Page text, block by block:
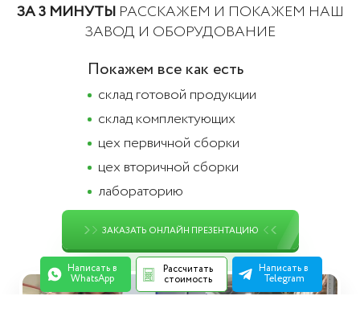
Написать в
WhatsApp
Рассчитать
стоимость
Написать в
Telegram
ЗА 3 МИНУТЫРАССКАЖЕМ И ПОКАЖЕМ НАШ
ЗАВОД И ОБОРУДОВАНИЕ
Покажем все как есть
cклад готовой продукции
склад комплектующих
цех первичной сборки
цех вторичной сборки
лабораторию
ЗАКАЗАТЬ ОНЛАЙН ПРЕЗЕНТАЦИЮ